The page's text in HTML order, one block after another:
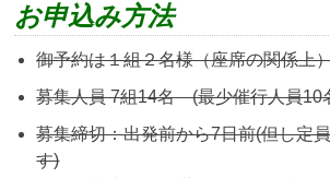
お申込み方法
御予約は１組２名様（座席の関係上
募集人員 7組14名 (最少催行人員10
募集締切：出発前から7日前(但し定
す)